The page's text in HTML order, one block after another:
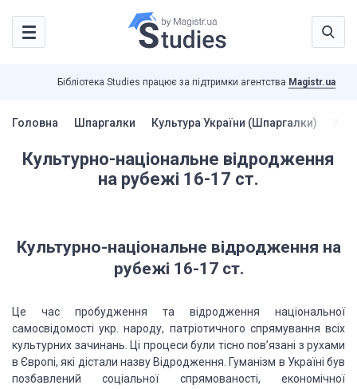
Бібліотека Studies працює за підтримки агентства Magistr.ua
Головна Шпаргалки Культура України (Шпаргалки)
Культурно-національне відродження
на рубежі 16-17 ст.
Культурно-національне відродження на
рубежі 16-17 ст.
Це час пробудження та відродження національної
самосвідомості укр. народу, патріотичного спрямування всіх
культурних зачинань. Ці процеси були тісно пов’язані з рухами
в Європі, які дістали назву Відродження. Гуманізм в Україні був
позбавлений соціальної спрямованості, економічної